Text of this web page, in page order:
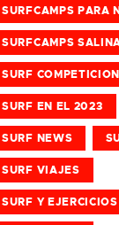
SURFCAMPS PARA
SURFCAMPS
SURF COMPETICION
SURF EN EL 2023
SURF NEWS
SURF VIAJES
SURF Y EJERCICIOS